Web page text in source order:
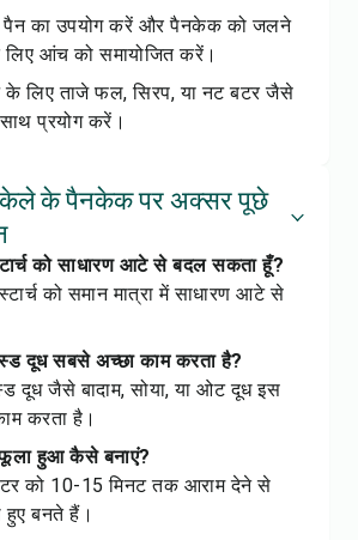
पैन का उपयोग करें और पैनकेक को जलने
आंच को समायोजित करें।
के लिए ताजे फल, सिरप, या नट बटर जैसे
प्रयोग करें।
केले के पैनकेक पर अक्सर पूछे
को साधारण आटे से बदल सकता हूँ?
को समान मात्रा में साधारण आटे से
दूध सबसे अच्छा काम करता है?
दूध जैसे बादाम, सोया, या ओट दूध इस
करता है।
हुआ कैसे बनाएं?
को 10-15 मिनट तक आराम देने से
बनते हैं।